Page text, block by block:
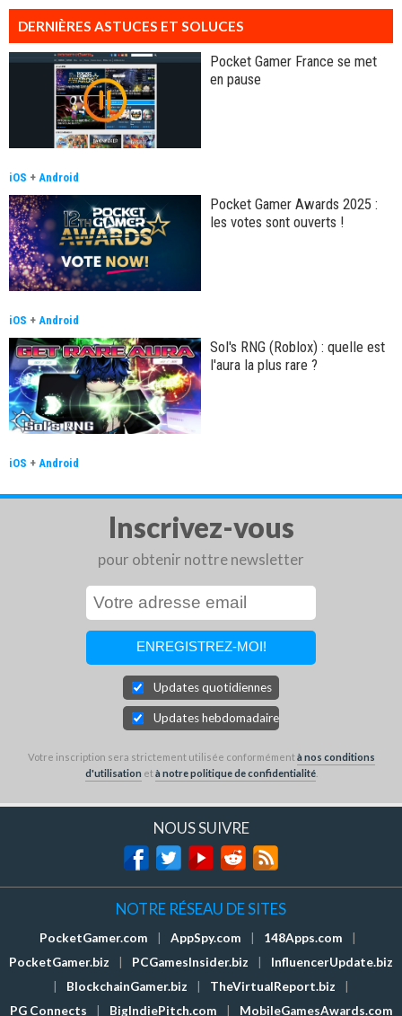
DERNIÈRES ASTUCES ET SOLUCES
Pocket Gamer France se met
en pause
iOS + Android
Pocket Gamer Awards 2025 :
les votes sont ouverts !
iOS + Android
Sol's RNG (Roblox) : quelle est
l'aura la plus rare ?
iOS + Android
Inscrivez-vous
pour obtenir nottre newsletter
Updates quotidiennes
Updates hebdomadaires
Votre inscription sera strictement utilisée conformémentà nos conditions
d'utilisation età notre politique de confidentialité.
NOUS SUIVRE
NOTRE RÉSEAU DE SITES
PocketGamer.com | AppSpy.com | 148Apps.com
|
PocketGamer.biz
| PCGamesInsider.biz |
InfluencerUpdate.biz
|
BlockchainGamer.biz | TheVirtualReport.biz
|
PG Connects
| BigIndiePitch.com | MobileGamesAwards.com